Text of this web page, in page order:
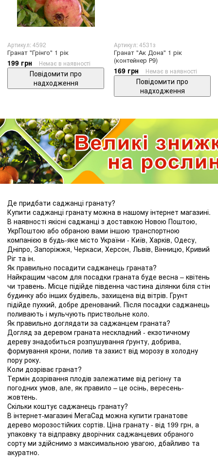
Артикул: 4592
Гранат "Грінго" 1 рік
199 грн Немає в наявності
Повідомити про
надходження
Артикул: 4531з
Гранат "Ак Дона" 1 рік
(контейнер Р9)
169 грн Немає в наявності
Повідомити про
надходження
Де придбати саджанці гранату?
Купити саджанці гранату можна в нашому інтернет магазині.
В наявності якісні саджанці з доставкою Новою Поштою,
УкрПоштою або обраною вами іншою транспортною
компанією в будь-яке місто України - Київ, Харків, Одесу,
Дніпро, Запоріжжя, Черкаси, Херсон, Львів, Вінницю, Кривий
Ріг та ін.
Як правильно посадити саджанець граната?
Найкращим часом для посадки граната буде весна – квітень
чи травень. Місце підійде південна частина ділянки біля стін
будинку або інших будівель, захищена від вітрів. Грунт
підійде пухкий, добре дренований. Після посадки саджанець
поливають і мульчують приствольне коло.
Як правильно доглядати за саджанцем граната?
Догляд за деревом граната нескладний - екзотичному
дереву знадобиться розпушування ґрунту, добрива,
формування крони, полив та захист від морозу в холодну
пору року.
Коли дозріває гранат?
Термін дозрівання плодів залежатиме від регіону та
погодних умов, але, як правило – це осінь, вересень-
жовтень.
Скільки коштує саджанець гранату?
В інтернет-магазині МегаСад можна купити гранатове
дерево морозостійких сортів. Ціна гранату - від 199 грн, а
упаковку та відправку дворічних саджанцевих обраного
сорту ми здійснимо з максимальною увагою, дбайливо та
акуратно.